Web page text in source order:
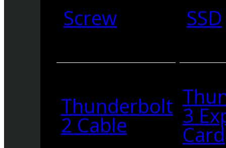
Screw SSD
Thunderbolt
2 Cable 3
Card